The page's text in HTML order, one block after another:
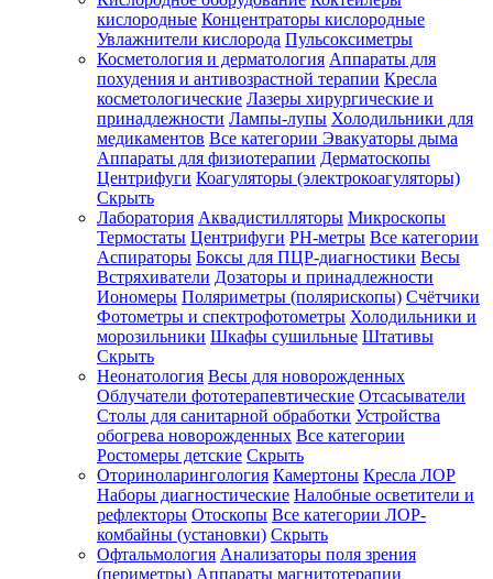
Зарегистрироваться
Зачем
регистрироваться?
Все
покупки
одном
месте
Личный
менеджер
Отслеживание
статуса
заказа
кислородные Концентраторы кислородные
Увлажнители кислорода Пульсоксиметры
Косметология и дерматология Аппараты для
похудения и антивозрастной терапии Кресла
косметологические Лазеры хирургические и
принадлежности Лампы-лупы Холодильники для
медикаментов Все категории Эвакуаторы дыма
Аппараты для физиотерапии Дерматоскопы
Центрифуги Коагуляторы (электрокоагуляторы)
Скрыть
Лаборатория Аквадистилляторы Микроскопы
Термостаты Центрифуги PH-метры Все категории
Аспираторы Боксы для ПЦР-диагностики Весы
Встряхиватели Дозаторы и принадлежности
Иономеры Поляриметры (полярископы) Счётчики
Фотометры и спектрофотометры Холодильники и
морозильники Шкафы сушильные Штативы
Скрыть
Неонатология Весы для новорожденных
Облучатели фототерапевтические Отсасыватели
Столы для санитарной обработки Устройства
обогрева новорожденных Все категории
Ростомеры детские Скрыть
Оториноларингология Камертоны Кресла ЛОР
Наборы диагностические Налобные осветители и
рефлекторы Отоскопы Все категории ЛОР-
комбайны (установки) Скрыть
Офтальмология Анализаторы поля зрения
(периметры) Аппараты магнитотерапии